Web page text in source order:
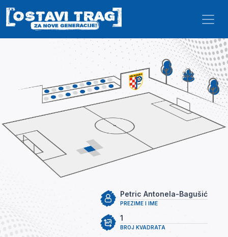
Skip to main content
PREZIME I IME
Petric Antonela-Bagušić
BROJ KVADRATA
1